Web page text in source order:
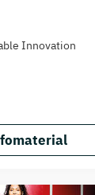
Innovation